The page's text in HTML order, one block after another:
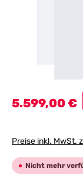
Verkaufspreis:
5.599,00 €
Preise inkl. MwSt.
Nicht mehr